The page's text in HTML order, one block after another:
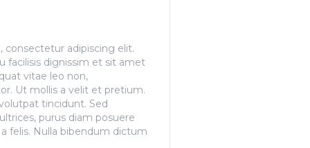
consectetur adipiscing elit.
facilisis dignissim et sit amet
vitae leo non,
Ut mollis a velit et pretium.
tincidunt. Sed
purus diam posuere
felis. Nulla bibendum dictum